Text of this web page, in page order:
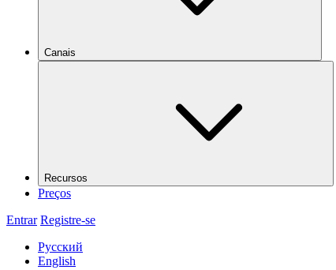
Canais
Recursos
Preços
Entrar Registre-se
Русский
English